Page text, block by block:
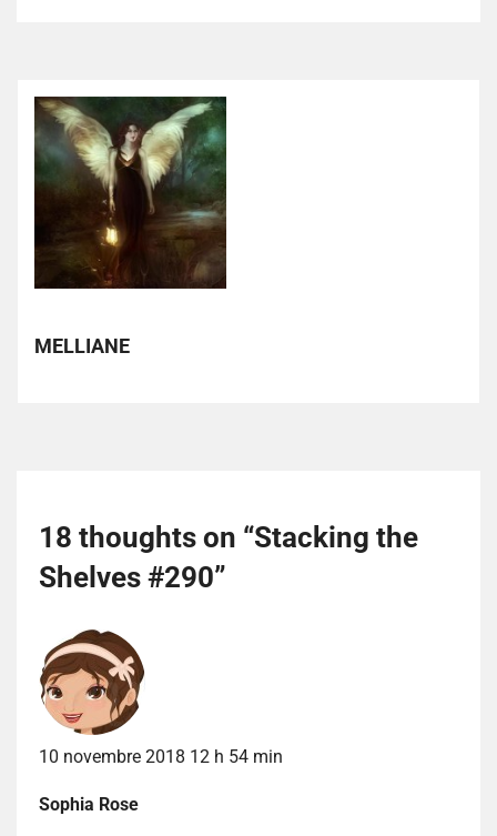
MELLIANE
18 thoughts on “Stacking the
Shelves #290”
10 novembre 2018 12 h 54 min
Sophia Rose